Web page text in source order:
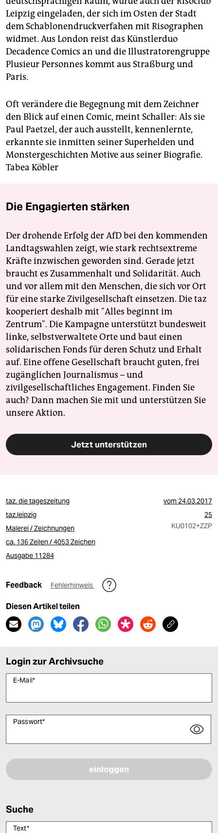
Leipzig eingeladen, der sich im Osten der Stadt
dem Schablonendruckverfahen mit Risographen
widmet. Aus London reist das Künstlerduo
Decadence Comics an und die Illustratorengruppe
Plusieur Personnes kommt aus Straßburg und
Paris.
Oft verändere die Begegnung mit dem Zeichner
den Blick auf einen Comic, meint Schaller: Als sie
Paul Paetzel, der auch ausstellt, kennenlernte,
erkannte sie inmitten seiner Superhelden und
Monstergeschichten Motive aus seiner Biografie.
Tabea Köbler
Die Engagierten stärken
Der drohende Erfolg der AfD bei den kommenden
Landtagswahlen zeigt, wie stark rechtsextreme
Kräfte inzwischen geworden sind. Gerade jetzt
braucht es Zusammenhalt und Solidarität. Auch
und vor allem mit den Menschen, die sich vor Ort
für eine starke Zivilgesellschaft einsetzen. Die taz
kooperiert deshalb mit "Alles beginnt im
Zentrum". Die Kampagne unterstützt bundesweit
linke, selbstverwaltete Orte und baut einen
solidarischen Fonds für deren Schutz und Erhalt
auf. Eine offene Gesellschaft braucht guten, frei
zugänglichen Journalismus – und
zivilgesellschaftliches Engagement. Finden Sie
auch? Dann machen Sie mit und unterstützen Sie
unsere Aktion.
Jetzt unterstützen
taz. die tageszeitung vom24.03.2017
taz.leipzig
25
Malerei / Zeichnungen
KU0102+ZZP
ca. 136 Zeilen / 4053 Zeichen
Ausgabe 11284
Feedback Fehlerhinweis
Diesen Artikel teilen
Login zur Archivsuche
E-Mail*
Passwort*
Suche
Text*